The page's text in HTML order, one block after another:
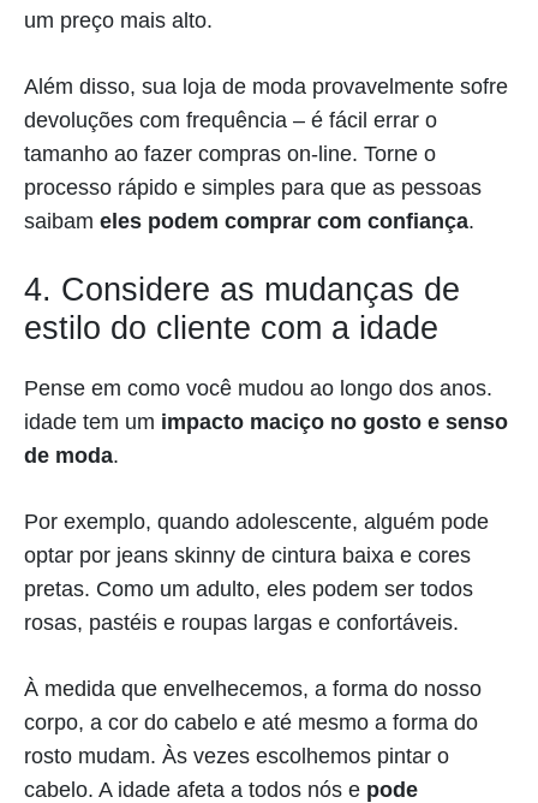
um preço mais alto.
Além disso, sua loja de moda provavelmente sofre
devoluções com frequência – é fácil errar o
tamanho ao fazer compras on-line. Torne o
processo rápido e simples para que as pessoas
saibam eles podem comprar com confiança.
4. Considere as mudanças de
estilo do cliente com a idade
Pense em como você mudou ao longo dos anos.
idade tem um impacto maciço no gosto e senso
de moda.
Por exemplo, quando adolescente, alguém pode
optar por jeans skinny de cintura baixa e cores
pretas. Como um adulto, eles podem ser todos
rosas, pastéis e roupas largas e confortáveis.
À medida que envelhecemos, a forma do nosso
corpo, a cor do cabelo e até mesmo a forma do
rosto mudam. Às vezes escolhemos pintar o
cabelo. A idade afeta a todos nós e pode